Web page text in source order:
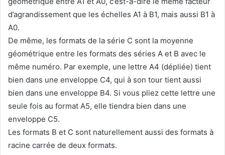
d’agrandissement que les échelles A1 à B1, mais aussi B1 à
A0.
De même, les formats de la série C sont la moyenne
géométrique entre les formats des séries A et B avec le
même numéro. Par exemple, une lettre A4 (dépliée) tient
bien dans une enveloppe C4, qui à son tour tient aussi
bien dans une enveloppe B4. Si vous pliez cette lettre une
seule fois au format A5, elle tiendra bien dans une
enveloppe C5.
Les formats B et C sont naturellement aussi des formats à
racine carrée de deux formats.